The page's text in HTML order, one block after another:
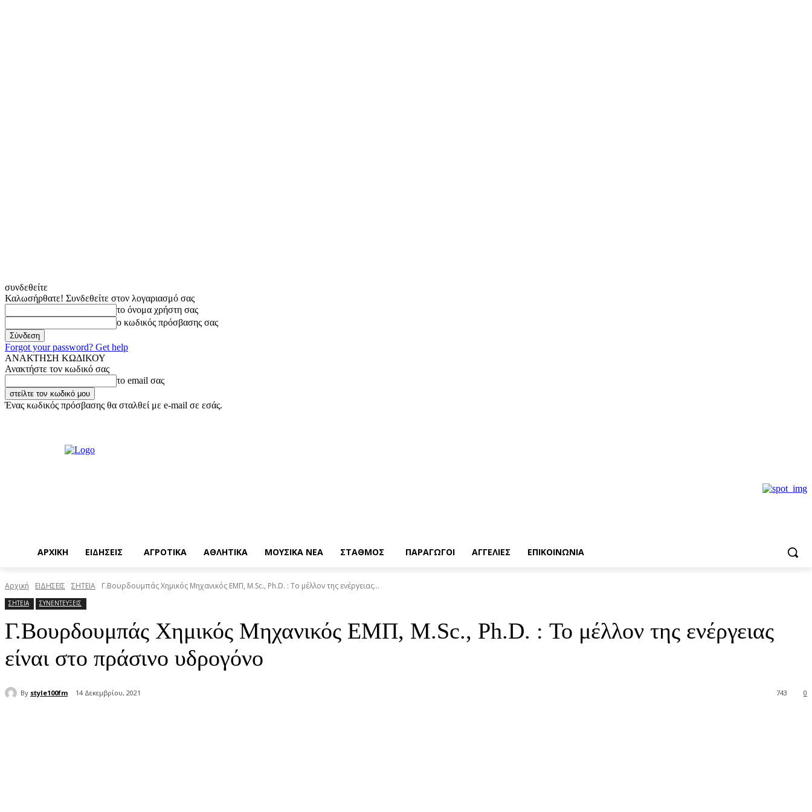
συνδεθείτε
Καλωσήρθατε! Συνδεθείτε στον λογαριασμό σας
το όνομα χρήστη σας
ο κωδικός πρόσβασης σας
Forgot your password? Get help
ΑΝΑΚΤΗΣΗ ΚΩΔΙΚΟΥ
Ανακτήστε τον κωδικό σας
το email σας
Ένας κωδικός πρόσβασης θα σταλθεί με e-mail σε εσάς.
ΑΡΧΙΚΗ ΕΙΔΗΣΕΙΣ ΑΓΡΟΤΙΚΑ ΑΘΛΗΤΙΚΑ ΜΟΥΣΙΚΑ ΝΕΑ ΣΤΑΘΜΟΣ ΠΑΡΑΓΩΓΟΙ ΑΓΓΕΛΙΕΣ ΕΠΙΚΟΙΝΩΝΙΑ
Αρχική ΕΙΔΗΣΕΙΣ ΣΗΤΕΙΑ Γ.Βουρδουμπάς Χημικός Μηχανικός ΕΜΠ, M.Sc., Ph.D. : Το μέλλον της ενέργειας...
ΣΗΤΕΙΑ ΣΥΝΕΝΤΕΥΞΕΙΣ
Γ.Βουρδουμπάς Χημικός Μηχανικός ΕΜΠ, M.Sc., Ph.D. : Το μέλλον της ενέργειας
είναι στο πράσινο υδρογόνο
By style100fm 14 Δεκεμβρίου, 2021 0
743